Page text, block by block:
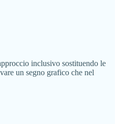
inclusivo sostituendo le
un segno grafico che nel